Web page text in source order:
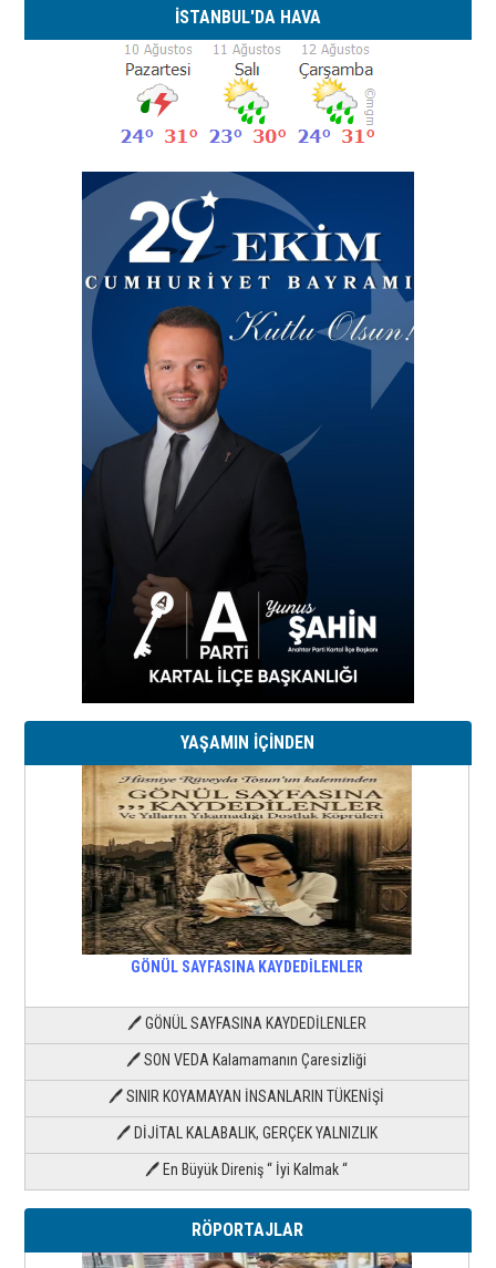
İSTANBUL'DA HAVA
YAŞAMIN İÇİNDEN
GÖNÜL SAYFASINA KAYDEDİLENLER
🖊 GÖNÜL SAYFASINA KAYDEDİLENLER
🖊 SON VEDA Kalamamanın Çaresizliği
🖊 SINIR KOYAMAYAN İNSANLARIN TÜKENİŞİ
🖊 DİJİTAL KALABALIK, GERÇEK YALNIZLIK
🖊 En Büyük Direniş “ İyi Kalmak “
RÖPORTAJLAR